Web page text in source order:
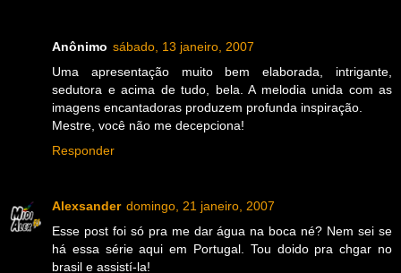
Anônimo sábado, 13 janeiro, 2007
Uma apresentação muito bem elaborada, intrigante,
sedutora e acima de tudo, bela. A melodia unida com as
imagens encantadoras produzem profunda inspiração.
Mestre, você não me decepciona!
Responder
Alexsander domingo, 21 janeiro, 2007
Esse post foi só pra me dar água na boca né? Nem sei se
há essa série aqui em Portugal. Tou doido pra chgar no
brasil e assistí-la!